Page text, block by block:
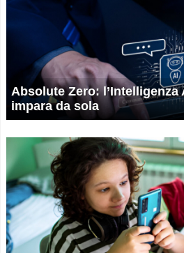
Absolute Zero:
impara da sola